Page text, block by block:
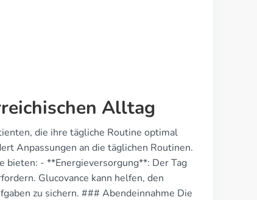
Alltag
die ihre tägliche Routine optimal
Anpassungen an die täglichen Routinen.
bieten: - **Energieversorgung**: Der Tag
Glucovance kann helfen, den
zu sichern. ### Abendeinnahme Die